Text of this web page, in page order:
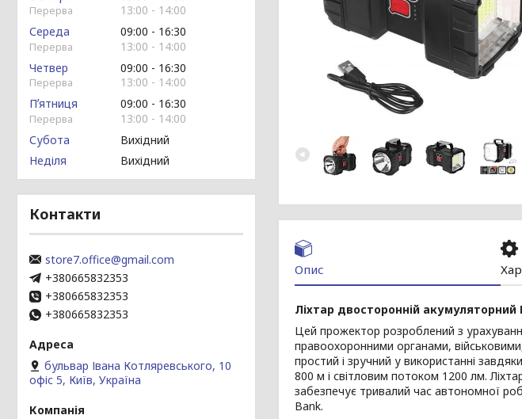
Опис
Ліхтар двосторонній акумуляторний
Цей прожектор розроблений з
правоохоронними органами,
простий і зручний у використанні
800 м і світловим потоком 1200 лм.
забезпечує тривалий час автономної
Bank.
13:00
14:00
Середа
09:00
16:30
13:00
14:00
Четвер
09:00
16:30
13:00
14:00
Пʼятниця
09:00
16:30
13:00
14:00
Субота
Вихідний
Неділя
Вихідний
Контакти
store7.office@gmail.com
+380665832353
+380665832353
+380665832353
бульвар Івана Котляревського, 10
офіс 5, Київ, Україна